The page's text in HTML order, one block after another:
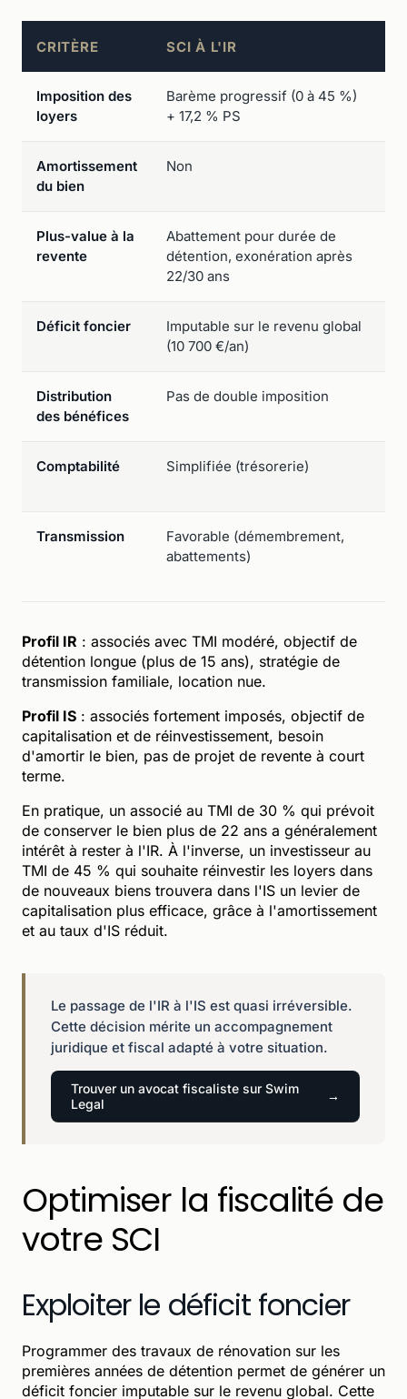
CRITÈRE SCI À L'IR
Imposition des
loyers
Barème progressif (0 à 45 %)
+ 17,2 % PS
Amortissement
du bien
Non
Plus-value à la
revente
Abattement pour durée de
détention, exonération après
22/30 ans
Déficit foncier
Imputable sur le revenu global
(10 700 €/an)
Distribution
des bénéfices
Pas de double imposition
Comptabilité Simplifiée (trésorerie)
Transmission
Favorable (démembrement,
abattements)
Profil IR : associés avec TMI modéré, objectif de
détention longue (plus de 15 ans), stratégie de
transmission familiale, location nue.
Profil IS : associés fortement imposés, objectif de
capitalisation et de réinvestissement, besoin
d'amortir le bien, pas de projet de revente à court
terme.
En pratique, un associé au TMI de 30 % qui prévoit
de conserver le bien plus de 22 ans a généralement
intérêt à rester à l'IR. À l'inverse, un investisseur au
TMI de 45 % qui souhaite réinvestir les loyers dans
de nouveaux biens trouvera dans l'IS un levier de
capitalisation plus efficace, grâce à l'amortissement
et au taux d'IS réduit.
Le passage de l'IR à l'IS est quasi irréversible.
Cette décision mérite un accompagnement
juridique et fiscal adapté à votre situation.
Trouver un avocat fiscaliste sur Swim
Legal
Optimiser la fiscalité de
votre SCI
Exploiter le déficit foncier
Programmer des travaux de rénovation sur les
premières années de détention permet de générer un
déficit foncier imputable sur le revenu global. Cette